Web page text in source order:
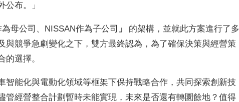
公布。」
為母公司、NISSAN作為子公司 」
的架構，並就此方案進行了多
與競爭急劇變化之下，雙方最終認為，為了確保決策與經營策
的選擇。
智能化與電動化領域等框架下保持戰略合作，共同探索創新技
管經營整合計劃暫時未能實現，未來是否還有轉圜餘地？值得